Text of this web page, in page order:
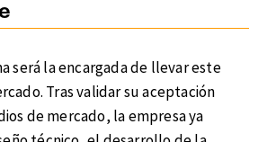
será la encargada de llevar este
Tras validar su aceptación
de mercado, la empresa ya